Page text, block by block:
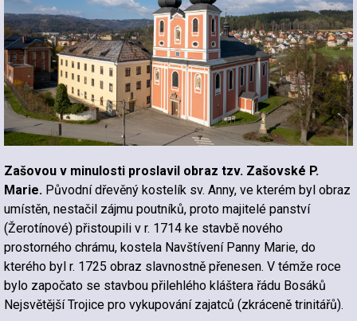
Zašovou v minulosti proslavil obraz tzv. Zašovské P.
Marie. Původní dřevěný kostelík sv. Anny, ve kterém byl obraz
umístěn, nestačil zájmu poutníků, proto majitelé panství
(Žerotínové) přistoupili v r. 1714 ke stavbě nového
prostorného chrámu, kostela Navštívení Panny Marie, do
kterého byl r. 1725 obraz slavnostně přenesen. V témže roce
bylo započato se stavbou přilehlého kláštera řádu Bosáků
Nejsvětější Trojice pro vykupování zajatců (zkráceně trinitářů).